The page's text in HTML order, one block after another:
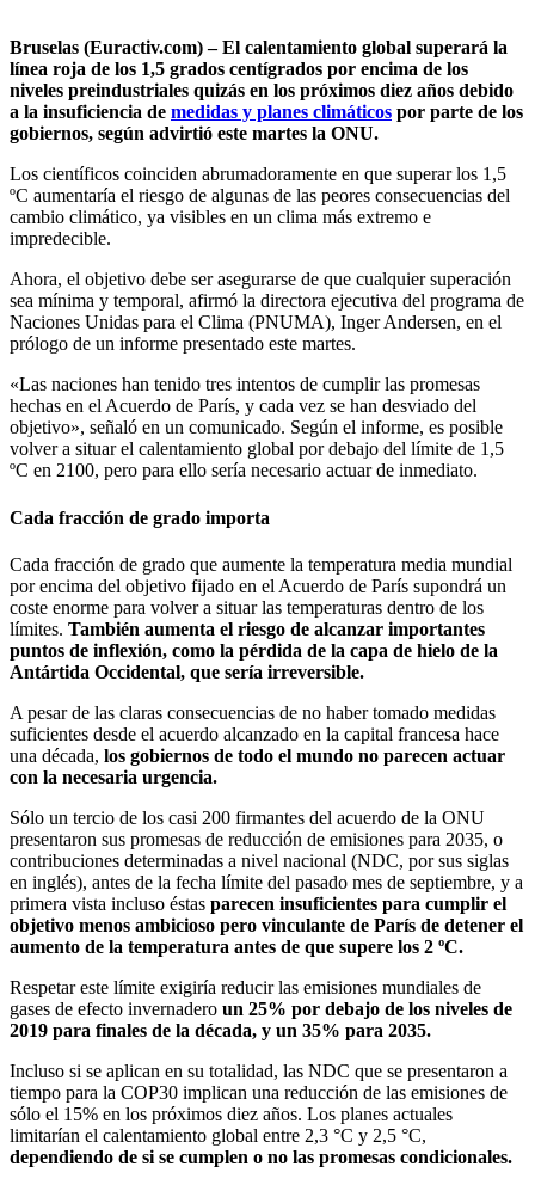
Bruselas (Euractiv.com) – El calentamiento global superará la
línea roja de los 1,5 grados centígrados por encima de los
niveles preindustriales quizás en los próximos diez años debido
a la insuficiencia de medidas y planes climáticos por parte de los
gobiernos, según advirtió este martes la ONU.
Los científicos coinciden abrumadoramente en que superar los 1,5
ºC aumentaría el riesgo de algunas de las peores consecuencias del
cambio climático, ya visibles en un clima más extremo e
impredecible.
Ahora, el objetivo debe ser asegurarse de que cualquier superación
sea mínima y temporal, afirmó la directora ejecutiva del programa de
Naciones Unidas para el Clima (PNUMA), Inger Andersen, en el
prólogo de un informe presentado este martes.
«Las naciones han tenido tres intentos de cumplir las promesas
hechas en el Acuerdo de París, y cada vez se han desviado del
objetivo», señaló en un comunicado. Según el informe, es posible
volver a situar el calentamiento global por debajo del límite de 1,5
ºC en 2100, pero para ello sería necesario actuar de inmediato.
Cada fracción de grado importa
Cada fracción de grado que aumente la temperatura media mundial
por encima del objetivo fijado en el Acuerdo de París supondrá un
coste enorme para volver a situar las temperaturas dentro de los
límites. También aumenta el riesgo de alcanzar importantes
puntos de inflexión, como la pérdida de la capa de hielo de la
Antártida Occidental, que sería irreversible.
A pesar de las claras consecuencias de no haber tomado medidas
suficientes desde el acuerdo alcanzado en la capital francesa hace
una década, los gobiernos de todo el mundo no parecen actuar
con la necesaria urgencia.
Sólo un tercio de los casi 200 firmantes del acuerdo de la ONU
presentaron sus promesas de reducción de emisiones para 2035, o
contribuciones determinadas a nivel nacional (NDC, por sus siglas
en inglés), antes de la fecha límite del pasado mes de septiembre, y a
primera vista incluso éstas parecen insuficientes para cumplir el
objetivo menos ambicioso pero vinculante de París de detener el
aumento de la temperatura antes de que supere los 2 ºC.
Respetar este límite exigiría reducir las emisiones mundiales de
gases de efecto invernadero un 25% por debajo de los niveles de
2019 para finales de la década, y un 35% para 2035.
Incluso si se aplican en su totalidad, las NDC que se presentaron a
tiempo para la COP30 implican una reducción de las emisiones de
sólo el 15% en los próximos diez años. Los planes actuales
limitarían el calentamiento global entre 2,3 °C y 2,5 °C,
dependiendo de si se cumplen o no las promesas condicionales.